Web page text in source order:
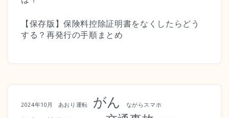
【保存版】保険料控除証明書をなくしたらどう
する？再発行の手順まとめ
2024年10月 あおり運転 がん ながらスマホ